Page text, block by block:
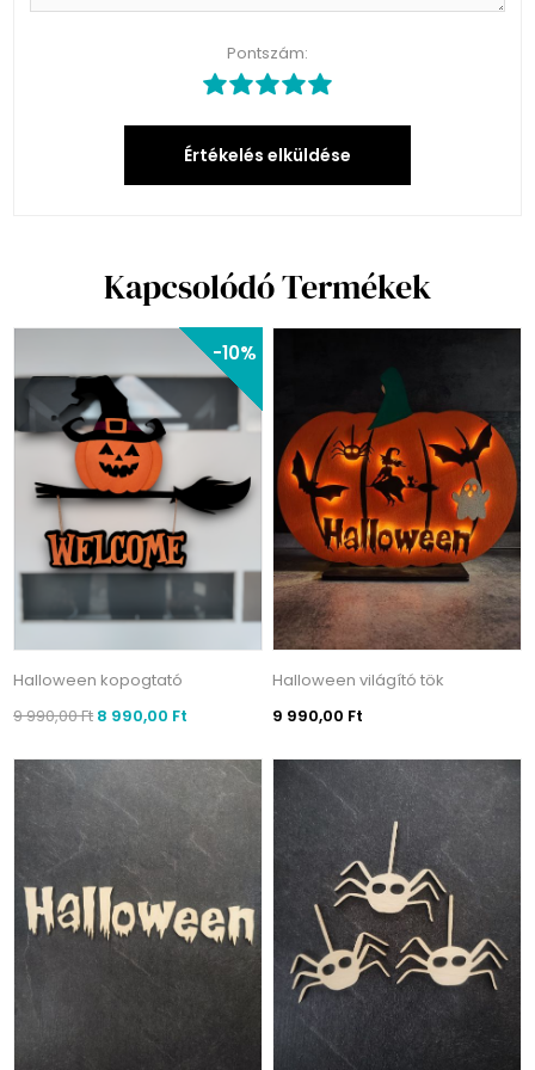
Pontszám:
Értékelés elküldése
Kapcsolódó Termékek
-10%
Halloween kopogtató
9 990,00 Ft 8 990,00 Ft
Halloween világító tök
9 990,00 Ft